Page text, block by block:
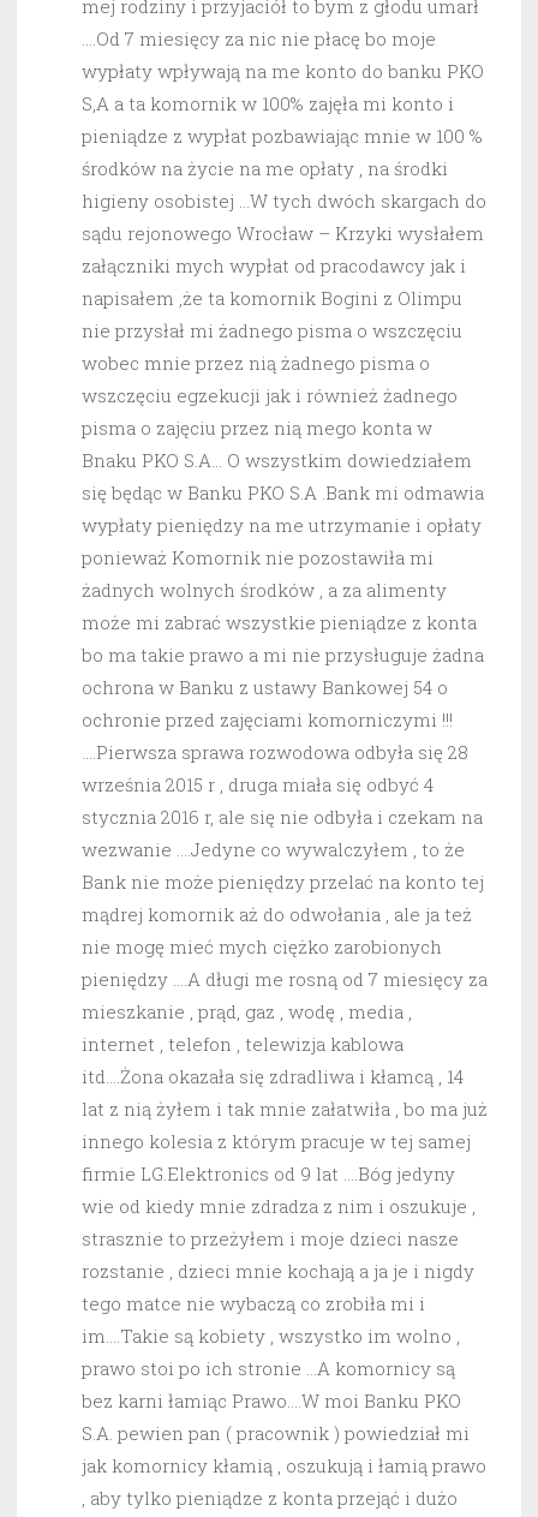
mej rodziny i przyjaciół to bym z głodu umarł
….Od 7 miesięcy za nic nie płacę bo moje
wypłaty wpływają na me konto do banku PKO
S,A a ta komornik w 100% zajęła mi konto i
pieniądze z wypłat pozbawiając mnie w 100 %
środków na życie na me opłaty , na środki
higieny osobistej …W tych dwóch skargach do
sądu rejonowego Wrocław – Krzyki wysłałem
załączniki mych wypłat od pracodawcy jak i
napisałem ,że ta komornik Bogini z Olimpu
nie przysłał mi żadnego pisma o wszczęciu
wobec mnie przez nią żadnego pisma o
wszczęciu egzekucji jak i również żadnego
pisma o zajęciu przez nią mego konta w
Bnaku PKO S.A… O wszystkim dowiedziałem
się będąc w Banku PKO S.A .Bank mi odmawia
wypłaty pieniędzy na me utrzymanie i opłaty
ponieważ Komornik nie pozostawiła mi
żadnych wolnych środków , a za alimenty
może mi zabrać wszystkie pieniądze z konta
bo ma takie prawo a mi nie przysługuje żadna
ochrona w Banku z ustawy Bankowej 54 o
ochronie przed zajęciami komorniczymi !!!
….Pierwsza sprawa rozwodowa odbyła się 28
września 2015 r , druga miała się odbyć 4
stycznia 2016 r, ale się nie odbyła i czekam na
wezwanie ….Jedyne co wywalczyłem , to że
Bank nie może pieniędzy przelać na konto tej
mądrej komornik aż do odwołania , ale ja też
nie mogę mieć mych ciężko zarobionych
pieniędzy ….A długi me rosną od 7 miesięcy za
mieszkanie , prąd, gaz , wodę , media ,
internet , telefon , telewizja kablowa
itd….Żona okazała się zdradliwa i kłamcą , 14
lat z nią żyłem i tak mnie załatwiła , bo ma już
innego kolesia z którym pracuje w tej samej
firmie LG.Elektronics od 9 lat ….Bóg jedyny
wie od kiedy mnie zdradza z nim i oszukuje ,
strasznie to przeżyłem i moje dzieci nasze
rozstanie , dzieci mnie kochają a ja je i nigdy
tego matce nie wybaczą co zrobiła mi i
im….Takie są kobiety , wszystko im wolno ,
prawo stoi po ich stronie …A komornicy są
bez karni łamiąc Prawo….W moi Banku PKO
S.A. pewien pan ( pracownik ) powiedział mi
jak komornicy kłamią , oszukują i łamią prawo
, aby tylko pieniądze z konta przejąć i dużo